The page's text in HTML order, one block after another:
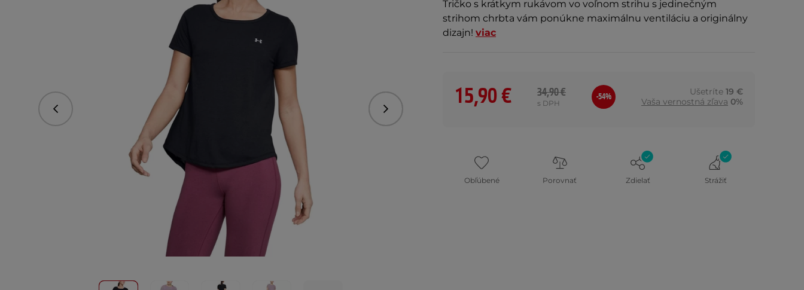
Tričko s krátkym rukávom vo voľnom strihu s jedinečným
strihom chrbta vám ponúkne maximálnu ventiláciu a originálny
dizajn! viac
Predchádzajúce Nasledujúce
15,90 € 34,90 €
s DPH
-54% Ušetríte 19 €
Vaša vernostná zľava 0%
Obľúbené Porovnať Zdielať Strážiť